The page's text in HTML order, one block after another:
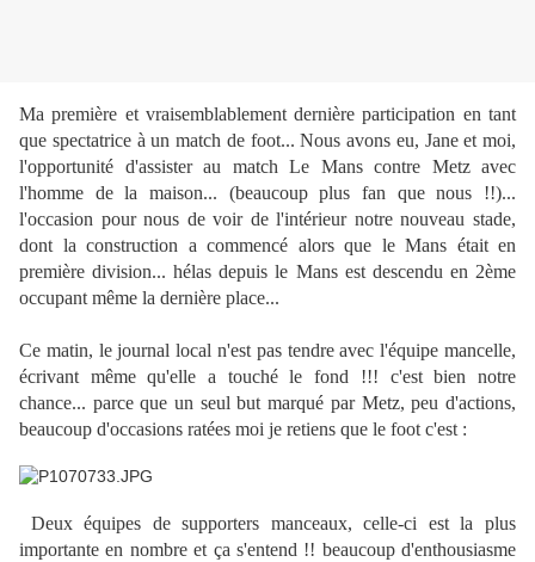
Ma première et vraisemblablement dernière participation en tant
que spectatrice à un match de foot... Nous avons eu, Jane et moi,
l'opportunité d'assister au match Le Mans contre Metz avec
l'homme de la maison... (beaucoup plus fan que nous !!)...
l'occasion pour nous de voir de l'intérieur notre nouveau stade,
dont la construction a commencé alors que le Mans était en
première division... hélas depuis le Mans est descendu en 2ème
occupant même la dernière place...
Ce matin, le journal local n'est pas tendre avec l'équipe mancelle,
écrivant même qu'elle a touché le fond !!! c'est bien notre
chance... parce que un seul but marqué par Metz, peu d'actions,
beaucoup d'occasions ratées moi je retiens que le foot c'est :
Deux équipes de supporters manceaux, celle-ci est la plus
importante en nombre et ça s'entend !! beaucoup d'enthousiasme